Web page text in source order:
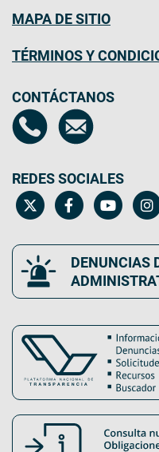
MAPA DE SITIO
TÉRMINOS Y
CONTÁCTANOS
REDES SOCIALES
DENUNCIAS